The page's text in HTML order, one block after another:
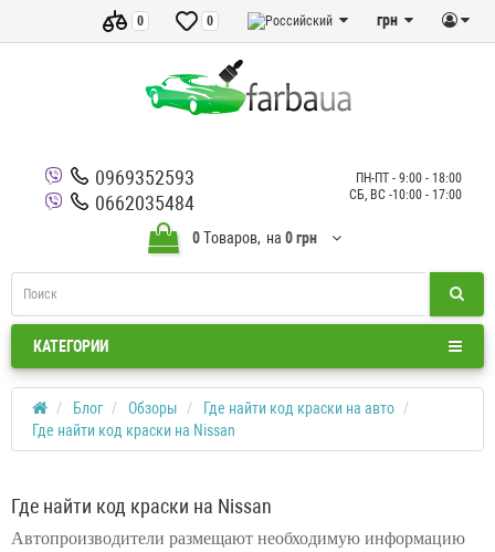
грн
0
0
0969352593
0662035484
ПН-ПТ - 9:00 - 18:00
СБ, ВС -10:00 - 17:00
0Tоваров, на 0 грн
КАТЕГОРИИ
Блог Обзоры
Где найти код краски на авто
Где найти код краски на Nissan
Где найти код краски на Nissan
Автопроизводители размещают необходимую информацию